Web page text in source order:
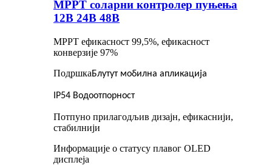
MPPT соларни контролер пуњења
12В 24В 48В
MPPT ефикасност 99,5%, ефикасност
конверзије 97%
ПодршкаБлутут мобилна апликација
IP54 Водоотпорност
Потпуно прилагодљив дизајн, ефикаснији,
стабилнији
Информације о статусу плавог OLED
дисплеја